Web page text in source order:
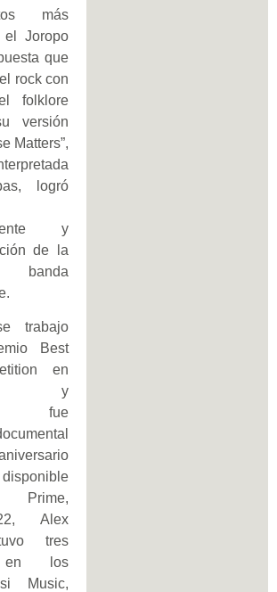
más
el Joropo
que
rock con
folklore
versión
Matters”,
logró
y
de la
banda
trabajo
Best
en
y
fue
Prime,
Alex
tres
en los
Music,